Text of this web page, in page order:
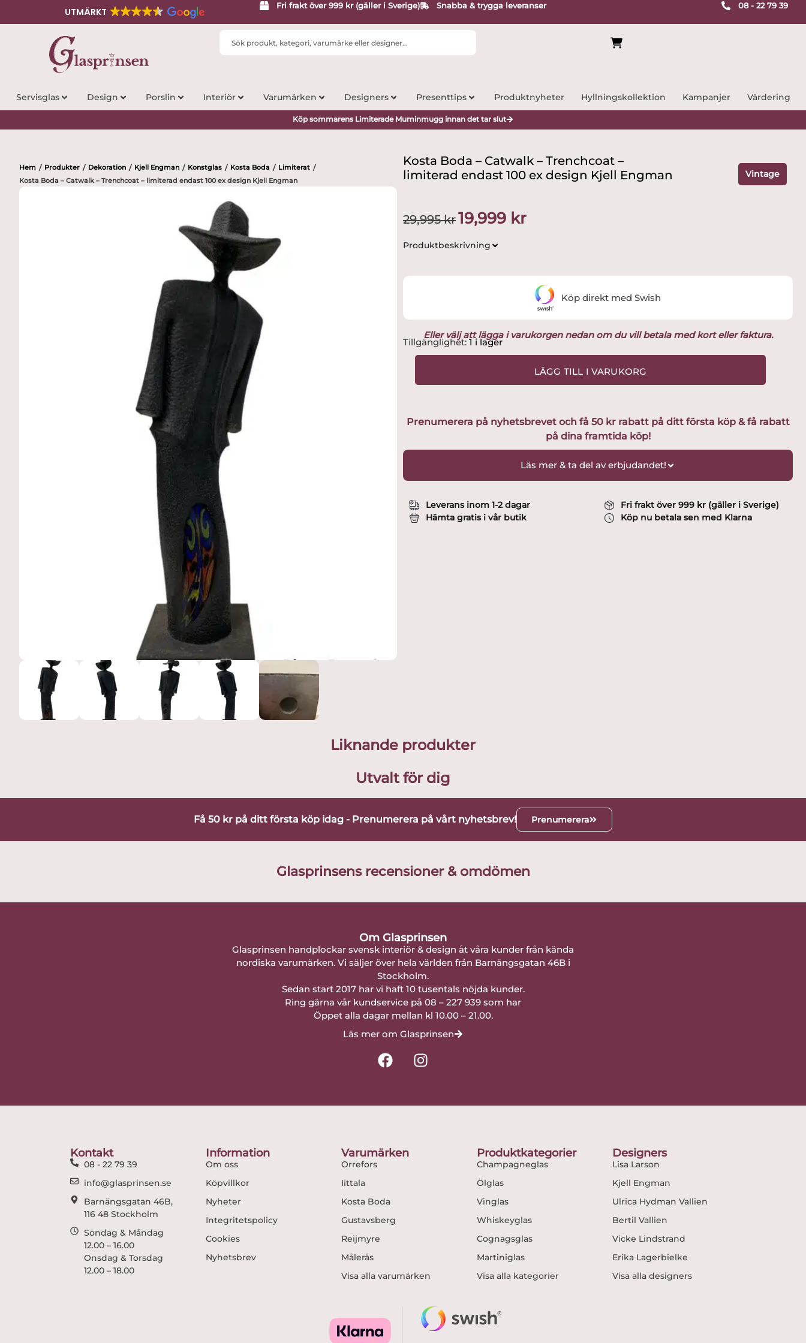
UTMÄRKT
Fri frakt över 999 kr (gäller i Sverige) Snabba & trygga leveranser 08 - 22 79 39
Search
Servisglas Design Porslin Interiör Varumärken Designers Presenttips Produktnyheter Hyllningskollektion Kampanjer Värdering
Köp sommarens Limiterade Muminmugg innan det tar slut
Hem / Produkter / Dekoration / Kjell Engman / Konstglas / Kosta Boda / Limiterat /
Kosta Boda – Catwalk – Trenchcoat – limiterad endast 100 ex design Kjell Engman
Kosta Boda – Catwalk – Trenchcoat –
limiterad endast 100 ex design Kjell Engman
Vintage
29,995kr Det
ursprungliga
priset
19,999 krDet
Produktbeskrivning
Eller välj att lägga i varukorgen nedan om du vill betala med kort eller faktura.
Tillgänglighet: 1 i lager
Kosta
Boda
Catwalk
endast
Kjell
Engman
mängd
LÄGG TILL I VARUKORG
Köp direkt med Swish
Prenumerera på nyhetsbrevet och få 50 kr rabatt på ditt första köp & få rabatt
på dina framtida köp!
Läs mer & ta del av erbjudandet!
Leverans inom 1-2 dagar
Hämta gratis i vår butik
Fri frakt över 999 kr (gäller i Sverige)
Köp nu betala sen med Klarna
Liknande produkter
Utvalt för dig
Få 50 kr på ditt första köp idag - Prenumerera på vårt nyhetsbrev! Prenumerera
Glasprinsens recensioner & omdömen
Om Glasprinsen
Glasprinsen handplockar svensk interiör & design åt våra kunder från kända
nordiska varumärken. Vi säljer över hela världen från Barnängsgatan 46B i
Stockholm.
Sedan start 2017 har vi haft 10 tusentals nöjda kunder.
Ring gärna vår kundservice på 08 – 227 939 som har
Öppet alla dagar mellan kl 10.00 – 21.00.
Läs mer om Glasprinsen
F
a
k
I
n
Kontakt
08 - 22 79 39
info@glasprinsen.se
Barnängsgatan 46B,
116 48 Stockholm
Söndag & Måndag
12.00 – 16.00
Onsdag & Torsdag
12.00 – 18.00
Information
Om oss
Köpvillkor
Nyheter
Integritetspolicy
Cookies
Nyhetsbrev
Varumärken
Orrefors
Iittala
Kosta Boda
Gustavsberg
Reijmyre
Målerås
Visa alla varumärken
Produktkategorier
Champagneglas
Ölglas
Vinglas
Whiskeyglas
Cognagsglas
Martiniglas
Visa alla kategorier
Designers
Lisa Larson
Kjell Engman
Ulrica Hydman Vallien
Bertil Vallien
Vicke Lindstrand
Erika Lagerbielke
Visa alla designers